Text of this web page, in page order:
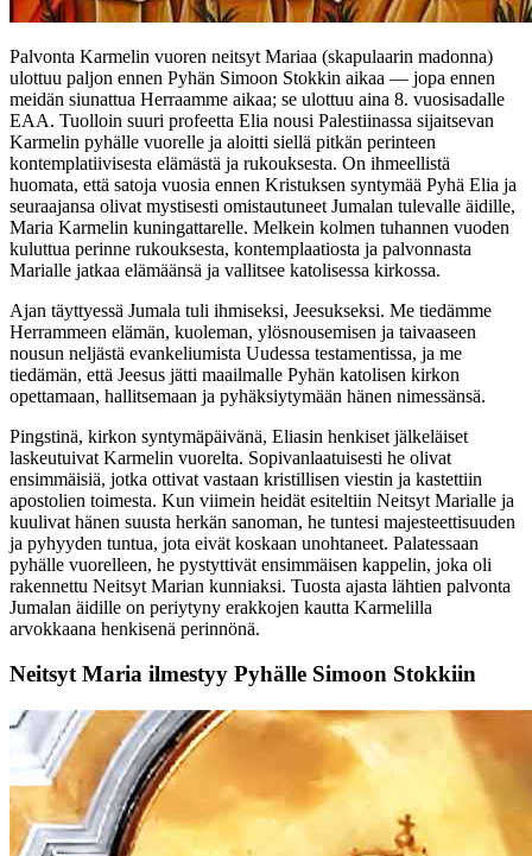
Palvonta Karmelin vuoren neitsyt Mariaa (skapulaarin madonna)
ulottuu paljon ennen Pyhän Simoon Stokkin aikaa — jopa ennen
meidän siunattua Herraamme aikaa; se ulottuu aina 8. vuosisadalle
EAA. Tuolloin suuri profeetta Elia nousi Palestiinassa sijaitsevan
Karmelin pyhälle vuorelle ja aloitti siellä pitkän perinteen
kontemplatiivisesta elämästä ja rukouksesta. On ihmeellistä
huomata, että satoja vuosia ennen Kristuksen syntymää Pyhä Elia ja
seuraajansa olivat mystisesti omistautuneet Jumalan tulevalle äidille,
Maria Karmelin kuningattarelle. Melkein kolmen tuhannen vuoden
kuluttua perinne rukouksesta, kontemplaatiosta ja palvonnasta
Marialle jatkaa elämäänsä ja vallitsee katolisessa kirkossa.
Ajan täyttyessä Jumala tuli ihmiseksi, Jeesukseksi. Me tiedämme
Herrammeen elämän, kuoleman, ylösnousemisen ja taivaaseen
nousun neljästä evankeliumista Uudessa testamentissa, ja me
tiedämän, että Jeesus jätti maailmalle Pyhän katolisen kirkon
opettamaan, hallitsemaan ja pyhäksiytymään hänen nimessänsä.
Pingstinä, kirkon syntymäpäivänä, Eliasin henkiset jälkeläiset
laskeutuivat Karmelin vuorelta. Sopivanlaatuisesti he olivat
ensimmäisiä, jotka ottivat vastaan kristillisen viestin ja kastettiin
apostolien toimesta. Kun viimein heidät esiteltiin Neitsyt Marialle ja
kuulivat hänen suusta herkän sanoman, he tuntesi majesteettisuuden
ja pyhyyden tuntua, jota eivät koskaan unohtaneet. Palatessaan
pyhälle vuorelleen, he pystyttivät ensimmäisen kappelin, joka oli
rakennettu Neitsyt Marian kunniaksi. Tuosta ajasta lähtien palvonta
Jumalan äidille on periytyny erakkojen kautta Karmelilla
arvokkaana henkisenä perinnönä.
Neitsyt Maria ilmestyy Pyhälle Simoon Stokkiin